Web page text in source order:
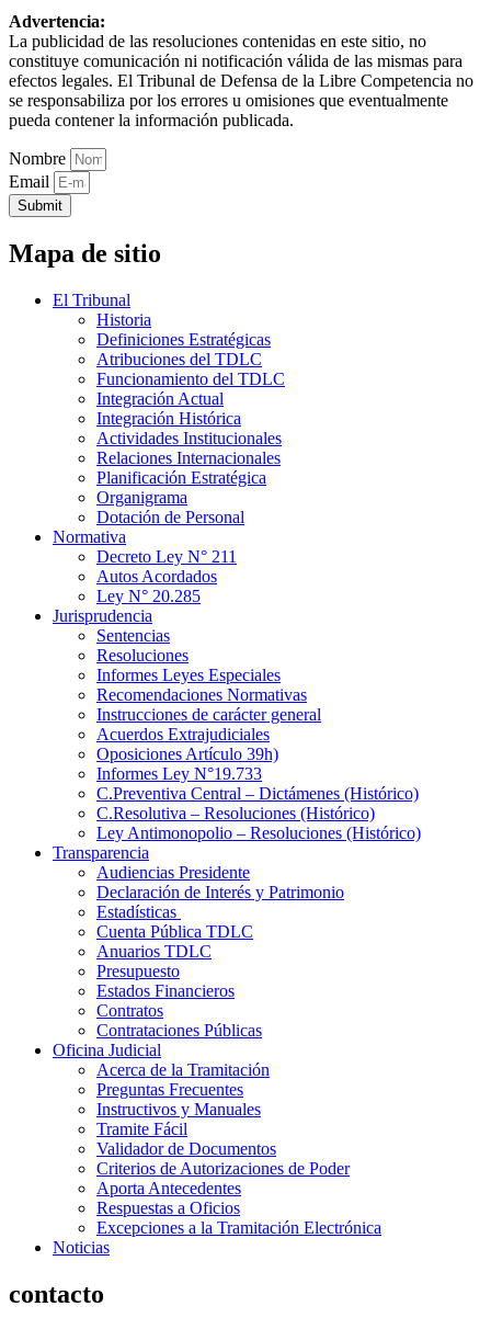
Advertencia:
La publicidad de las resoluciones contenidas en este sitio, no
constituye comunicación ni notificación válida de las mismas para
efectos legales. El Tribunal de Defensa de la Libre Competencia no
se responsabiliza por los errores u omisiones que eventualmente
pueda contener la información publicada.
Nombre
Email
Submit
Mapa de sitio
El Tribunal
Historia
Definiciones Estratégicas
Atribuciones del TDLC
Funcionamiento del TDLC
Integración Actual
Integración Histórica
Actividades Institucionales
Relaciones Internacionales
Planificación Estratégica
Organigrama
Dotación de Personal
Normativa
Decreto Ley N° 211
Autos Acordados
Ley N° 20.285
Jurisprudencia
Sentencias
Resoluciones
Informes Leyes Especiales
Recomendaciones Normativas
Instrucciones de carácter general
Acuerdos Extrajudiciales
Oposiciones Artículo 39h)
Informes Ley N°19.733
C.Preventiva Central – Dictámenes (Histórico)
C.Resolutiva – Resoluciones (Histórico)
Ley Antimonopolio – Resoluciones (Histórico)
Transparencia
Audiencias Presidente
Declaración de Interés y Patrimonio
Estadísticas
Cuenta Pública TDLC
Anuarios TDLC
Presupuesto
Estados Financieros
Contratos
Contrataciones Públicas
Oficina Judicial
Acerca de la Tramitación
Preguntas Frecuentes
Instructivos y Manuales
Tramite Fácil
Validador de Documentos
Criterios de Autorizaciones de Poder
Aporta Antecedentes
Respuestas a Oficios
Excepciones a la Tramitación Electrónica
Noticias
contacto